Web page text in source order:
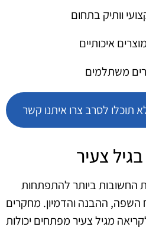
וותיק בתחום
איכותיים
משתלמים
לסרב צרו איתנו קשר
צעיר
החשובות ביותר להתפתחות
השפה, ההבנה והדמיון. מחקרים
מגיל צעיר מפתחים יכולות